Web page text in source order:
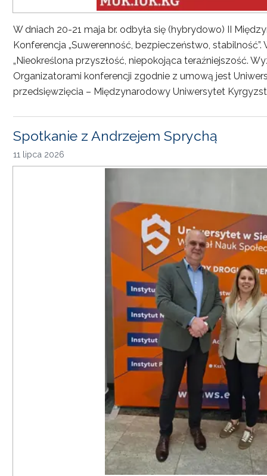
W dniach 20-21 maja br. odbyła się (hybrydowo) II
Konferencja „Suwerenność, bezpieczeństwo,
„Nieokreślona przyszłość, niepokojąca teraźniejszość.
Organizatorami konferencji zgodnie z umową jest
przedsięwzięcia – Międzynarodowy Uniwersytet
Spotkanie z Andrzejem Sprychą
11 lipca 2026